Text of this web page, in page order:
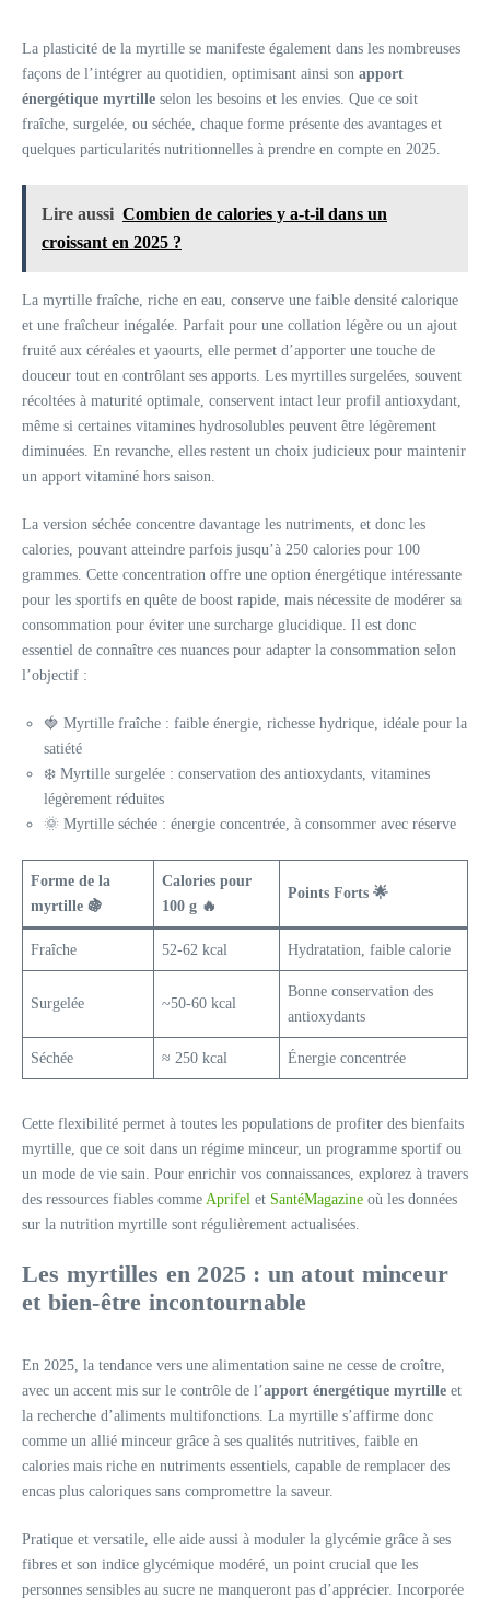
La plasticité de la myrtille se manifeste également dans les nombreuses
façons de l’intégrer au quotidien, optimisant ainsi son apport
énergétique myrtille selon les besoins et les envies. Que ce soit
fraîche, surgelée, ou séchée, chaque forme présente des avantages et
quelques particularités nutritionnelles à prendre en compte en 2025.
Lire aussi Combien de calories y a-t-il dans un
croissant en 2025 ?
La myrtille fraîche, riche en eau, conserve une faible densité calorique
et une fraîcheur inégalée. Parfait pour une collation légère ou un ajout
fruité aux céréales et yaourts, elle permet d’apporter une touche de
douceur tout en contrôlant ses apports. Les myrtilles surgelées, souvent
récoltées à maturité optimale, conservent intact leur profil antioxydant,
même si certaines vitamines hydrosolubles peuvent être légèrement
diminuées. En revanche, elles restent un choix judicieux pour maintenir
un apport vitaminé hors saison.
La version séchée concentre davantage les nutriments, et donc les
calories, pouvant atteindre parfois jusqu’à 250 calories pour 100
grammes. Cette concentration offre une option énergétique intéressante
pour les sportifs en quête de boost rapide, mais nécessite de modérer sa
consommation pour éviter une surcharge glucidique. Il est donc
essentiel de connaître ces nuances pour adapter la consommation selon
l’objectif :
🍓 Myrtille fraîche : faible énergie, richesse hydrique, idéale pour la
satiété
❄️ Myrtille surgelée : conservation des antioxydants, vitamines
légèrement réduites
🌞 Myrtille séchée : énergie concentrée, à consommer avec réserve
Forme de la
myrtille 🍇
Calories pour
100 g 🔥
Points Forts 🌟
Fraîche 52-62 kcal Hydratation, faible calorie
Surgelée ~50-60 kcal
Bonne conservation des
antioxydants
Séchée ≈ 250 kcal Énergie concentrée
Cette flexibilité permet à toutes les populations de profiter des bienfaits
myrtille, que ce soit dans un régime minceur, un programme sportif ou
un mode de vie sain. Pour enrichir vos connaissances, explorez à travers
des ressources fiables comme Aprifel et SantéMagazine où les données
sur la nutrition myrtille sont régulièrement actualisées.
Les myrtilles en 2025 : un atout minceur
et bien-être incontournable
En 2025, la tendance vers une alimentation saine ne cesse de croître,
avec un accent mis sur le contrôle de l’apport énergétique myrtille et
la recherche d’aliments multifonctions. La myrtille s’affirme donc
comme un allié minceur grâce à ses qualités nutritives, faible en
calories mais riche en nutriments essentiels, capable de remplacer des
encas plus caloriques sans compromettre la saveur.
Pratique et versatile, elle aide aussi à moduler la glycémie grâce à ses
fibres et son indice glycémique modéré, un point crucial que les
personnes sensibles au sucre ne manqueront pas d’apprécier. Incorporée